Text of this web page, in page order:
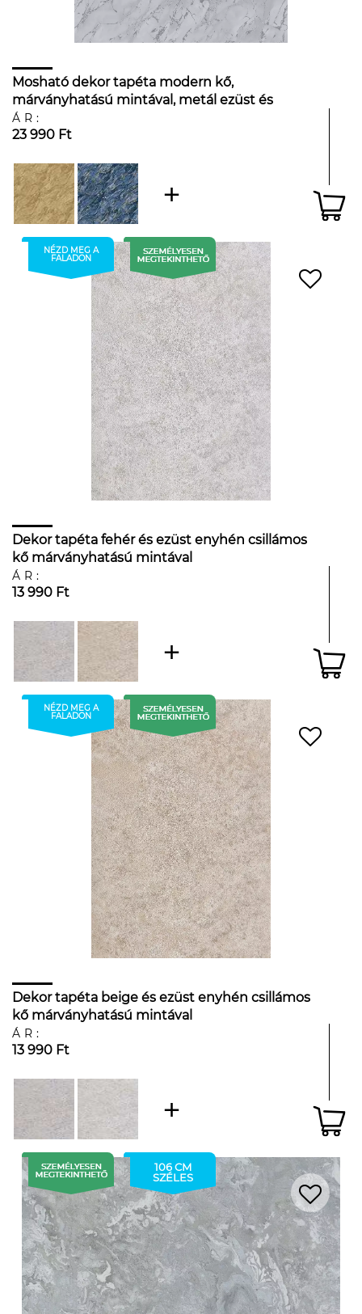
Mosható dekor tapéta modern kő,
márványhatású mintával, metál ezüst és
szürke színben
ÁR:
23 990 Ft
NÉZD MEG A
FALADON
Dekor tapéta fehér és ezüst enyhén csillámos
kő márványhatású mintával
ÁR:
13 990 Ft
NÉZD MEG A
FALADON
Dekor tapéta beige és ezüst enyhén csillámos
kő márványhatású mintával
ÁR:
13 990 Ft
106 CM
SZÉLES